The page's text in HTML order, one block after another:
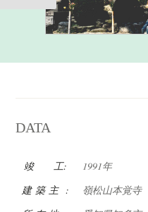
DATA
竣 工:
1991年
建 築 主 :
嶺松山本覚寺